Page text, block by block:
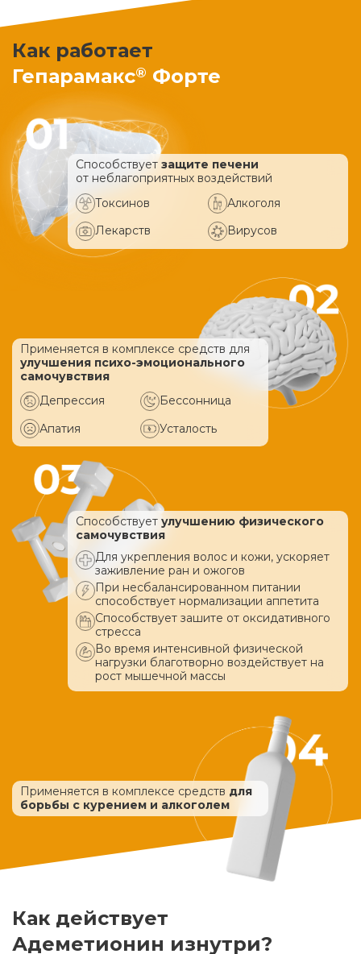
Как работает
Гепарамакс® Форте
Способствует защите печени
от неблагоприятных воздействий
Токсинов
Алкоголя
Лекарств
Вирусов
Применяется в комплексе средств для
улучшения психо-эмоционального
самочувствия
Депрессия
Бессонница
Апатия
Усталость
Способствует улучшению физического
самочувствия
Для укрепления волос и кожи, ускоряет
заживление ран и ожогов
При несбалансированном питании
способствует нормализации аппетита
Способствует зашите от оксидативного
стресса
Во время интенсивной физической
нагрузки благотворно воздействует на
рост мышечной массы
Применяется в комплексе средств для
борьбы с курением и алкоголем
Как действует
Адеметионин изнутри?